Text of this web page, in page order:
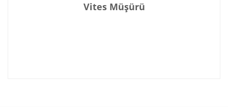
Vites Müşürü